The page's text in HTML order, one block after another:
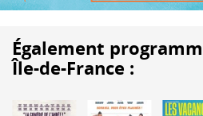
Également
Île-de-France :